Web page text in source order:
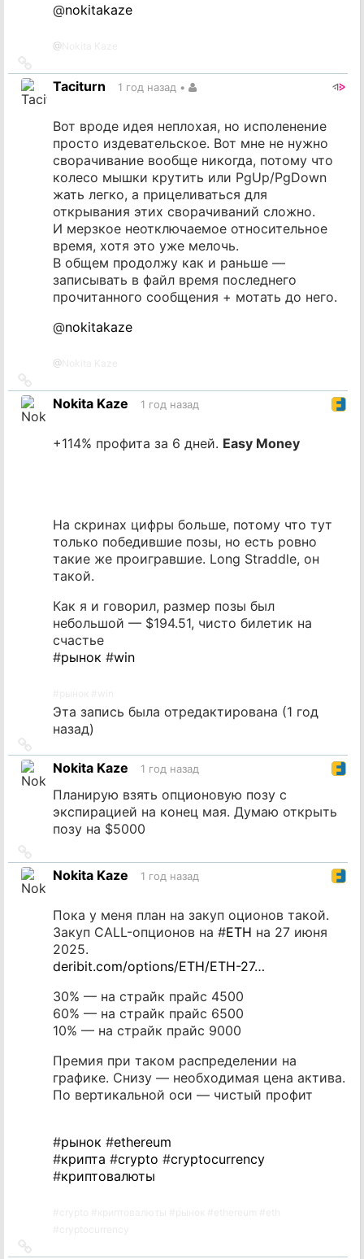
@nokitakaze
@
на
источник
Taciturn 1 год назад •
Вот вроде идея неплохая, но исполенение
просто издевательское. Вот мне не нужно
сворачивание вообще никогда, потому что
колесо мышки крутить или PgUp/PgDown
жать легко, а прицеливаться для
открывания этих сворачиваний сложно.
И мерзкое неотключаемое относительное
время, хотя это уже мелочь.
В общем продолжу как и раньше —
записывать в файл время последнего
прочитанного сообщения + мотать до него.
@nokitakaze
@
на
источник
Nokita Kaze 1 год назад
+114% профита за 6 дней. Easy Money
На скринах цифры больше, потому что тут
только победившие позы, но есть ровно
такие же проигравшие. Long Straddle, он
такой.
Как я и говорил, размер позы был
небольшой — $194.51, чисто билетик на
счастье
#рынок #win
Эта запись была отредактирована (1 год
назад)
на
источник
Nokita Kaze 1 год назад
Планирую взять опционовую позу с
экспирацией на конец мая. Думаю открыть
позу на $5000
на
источник
Nokita Kaze 1 год назад
Пока у меня план на закуп оционов такой.
Закуп CALL-опционов на #ETH на 27 июня
2025.
deribit.com/options/ETH/ETH-27…
30% — на страйк прайс 4500
60% — на страйк прайс 6500
10% — на страйк прайс 9000
Премия при таком распределении на
графике. Снизу — необходимая цена актива.
По вертикальной оси — чистый профит
#рынок #ethereum
#крипта #crypto #cryptocurrency
#криптовалюты